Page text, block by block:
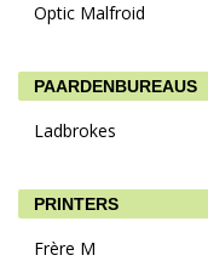
Optic Malfroid
PAARDENBUREAUS
Ladbrokes
PRINTERS
Frère M